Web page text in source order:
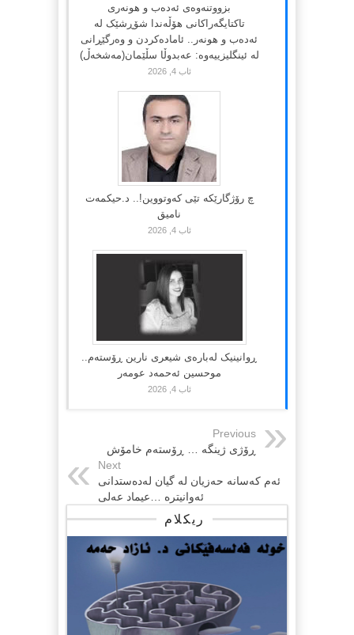
بزووتنەوەی ئەدەب و هونەری
تاکتایگەراکانی هۆڵەندا شۆڕشێک لە
ئەدەب و هونەر.. ئامادەکردن و وەرگێڕانی
لە ئینگلیزییەوە: عەبدوڵا سڵێمان(مەشخەڵ)
ئاب 4, 2026
چ رۆژگارێکە تێی کەوتووین!.. د.حیکمەت
نامیق
ئاب 4, 2026
ڕوانینیک لەبارەى شیعرى نارین ڕۆستەم..
موحسین ئەحمەد عومەر
ئاب 4, 2026
Previous
ڕۆژی ژینگە … ڕۆستەم خامۆش
Next
ئه‌م كه‌سانه‌ حه‌زیان له‌ گیان له‌ده‌ستدانی
ئه‌وانیتره‌‌ …عیماد عه‌لی
ریکلام